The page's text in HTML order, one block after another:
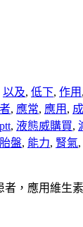
以及, 低下, 作用 ,
, 應常, 應用 ,
, 液態威購買,
胎盤, 能力, 腎氣,
者，應用維生